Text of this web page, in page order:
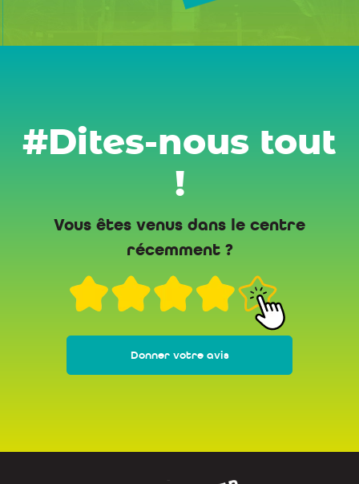
#Dites-nous tout
!
Vous êtes venus dans le centre
récemment ?
Donner votre avis